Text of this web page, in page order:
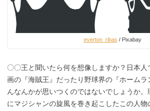
everton_ribas / Pixabay
〇〇王と聞いたら何を想像しますか？日本
画の『海賊王』だったり野球界の『ホームラ
んなんかが思いつくのではないでしょうか
にマジシャンの旋風を巻き起こしたこの人